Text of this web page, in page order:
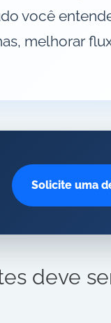
você
melhorar
Solicite uma
deve